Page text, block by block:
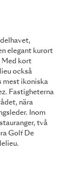
elegant kurort
Med kort
också
mest ikoniska
Fastigheterna
nära
Inom
två
Golf De